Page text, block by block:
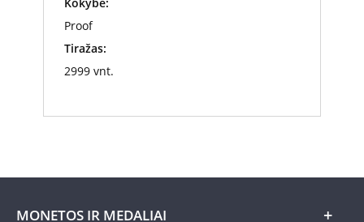
Kokybė:
Proof
Tiražas:
2999 vnt.
MONETOS IR MEDALIAI